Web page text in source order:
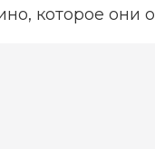
которое